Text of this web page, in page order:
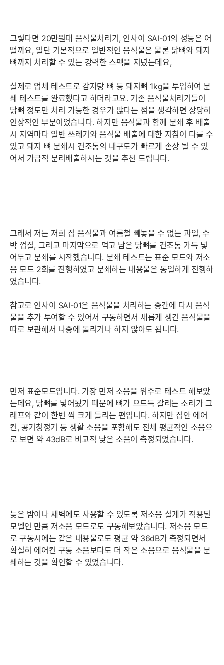
그렇다면 20만원대 음식물처리기, 인사이 SAI-01의 성능은 어
떨까요, 일단 기본적으로 일반적인 음식물은 물론 닭뼈와 돼지
뼈까지 처리할 수 있는 강력한 스펙을 지녔는데요,
실제로 업체 테스트로 감자탕 뼈 등 돼지뼈 1kg을 투입하여 분
쇄 테스트를 완료했다고 하더라고요. 기존 음식물처리기들이
닭뼈 정도만 처리 가능한 경우가 많다는 점을 생각하면 상당히
인상적인 부분이었습니다. 하지만 음식물과 함께 분쇄 후 배출
시 지역마다 일반 쓰레기와 음식물 배출에 대한 지침이 다를 수
있고 돼지 뼈 분쇄시 건조통의 내구도가 빠르게 손상 될 수 있
어서 가급적 분리배출하시는 것을 추천 드립니다.
그래서 저는 저희 집 음식물과 여름철 빼놓을 수 없는 과일, 수
박 껍질, 그리고 마지막으로 먹고 남은 닭뼈를 건조통 가득 넣
어두고 분쇄를 시작했습니다. 분쇄 테스트는 표준 모드와 저소
음 모드 2회를 진행하였고 분쇄하는 내용물은 동일하게 진행하
였습니다.
참고로 인사이 SAI-01은 음식물을 처리하는 중간에 다시 음식
물을 추가 투여할 수 있어서 구동하면서 새롭게 생긴 음식물을
따로 보관해서 나중에 돌리거나 하지 않아도 됩니다.
먼저 표준모드입니다. 가장 먼저 소음을 위주로 테스트 해보았
는데요, 닭뼈를 넣어놨기 때문에 뼈가 으드득 갈리는 소리가 그
래프와 같이 한번 씩 크게 들리는 편입니다. 하지만 집안 에어
컨, 공기청정기 등 생활 소음을 포함해도 전체 평균적인 소음으
로 보면 약 43dB로 비교적 낮은 소음이 측정되었습니다.
늦은 밤이나 새벽에도 사용할 수 있도록 저소음 설계가 적용된
모델인 만큼 저소음 모드로도 구동해보았습니다. 저소음 모드
로 구동시에는 같은 내용물로도 평균 약 36dB가 측정되면서
확실히 에어컨 구동 소음보다도 더 작은 소음으로 음식물을 분
쇄하는 것을 확인할 수 있었습니다.